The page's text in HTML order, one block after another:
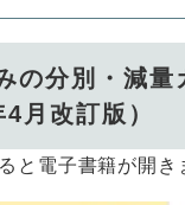
の分別・減量
月改訂版）
と電子書籍が開き